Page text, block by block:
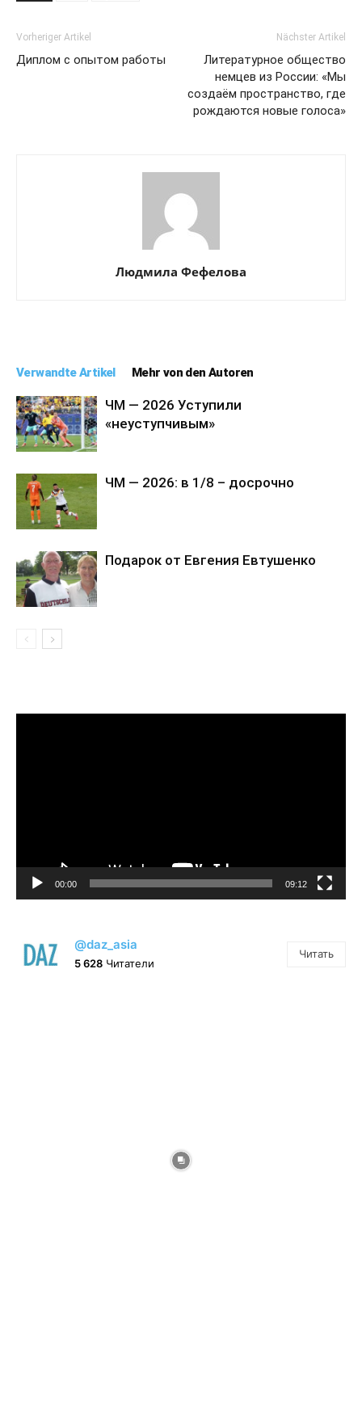
Vorheriger Artikel
Диплом с опытом работы
Nächster Artikel
Литературное общество
немцев из России: «Мы
создаём пространство, где
рождаются новые голоса»
Людмила Фефелова
Verwandte Artikel Mehr von den Autoren
ЧМ — 2026 Уступили
«неуступчивым»
ЧМ — 2026: в 1/8 – досрочно
Подарок от Евгения Евтушенко
00:00 09:12
@daz_asia
5 628 Читатели
Читать